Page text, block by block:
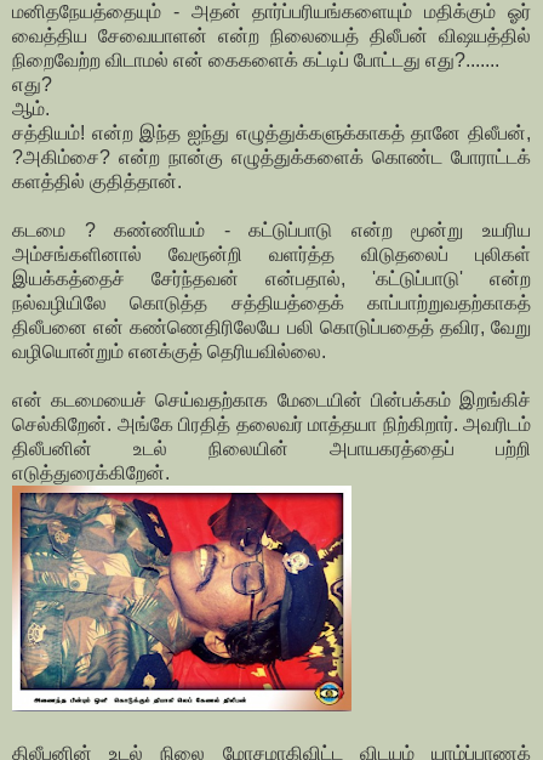
மனிதநேயத்தையும் - அதன் தார்ப்பரியங்களையும் மதிக்கும் ஓர்
வைத்திய சேவையாளன் என்ற நிலையைத் திலீபன் விஷயத்தில்
நிறைவேற்ற விடாமல் என் கைகளைக் கட்டிப் போட்டது எது?.......
எது?
ஆம்.
சத்தியம்! என்ற இந்த ஐந்து எழுத்துக்களுக்காகத் தானே திலீபன்,
?அகிம்சை? என்ற நான்கு எழுத்துக்களைக் கொண்ட போராட்டக்
களத்தில் குதித்தான்.
கடமை ? கண்ணியம் - கட்டுப்பாடு என்ற மூன்று உயரிய
அம்சங்களினால் வேரூன்றி வளர்த்த விடுதலைப் புலிகள்
இயக்கத்தைச் சேர்ந்தவன் என்பதால், 'கட்டுப்பாடு' என்ற
நல்வழியிலே கொடுத்த சத்தியத்தைக் காப்பாற்றுவதற்காகத்
திலீபனை என் கண்ணெதிரிலேயே பலி கொடுப்பதைத் தவிர, வேறு
வழியொன்றும் எனக்குத் தெரியவில்லை.
என் கடமையைச் செய்வதற்காக மேடையின் பின்பக்கம் இறங்கிச்
செல்கிறேன். அங்கே பிரதித் தலைவர் மாத்தயா நிற்கிறார். அவரிடம்
திலீபனின் உடல் நிலையின் அபாயகரத்தைப் பற்றி
எடுத்துரைக்கிறேன்.
திலீபனின் உடல் நிலை மோசமாகிவிட்ட விடயம் யாழ்ப்பாணக்